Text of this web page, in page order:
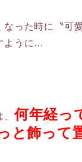
なった時に〝可
ように…
、何年経っ
と飾って